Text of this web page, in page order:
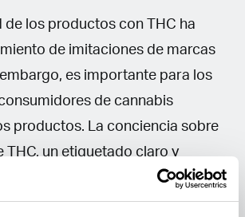
de los productos con THC ha
de imitaciones de marcas
es importante para los
de cannabis
productos. La conciencia sobre
THC, un etiquetado claro y
son fundamentales
la seguridad de los consumidores.